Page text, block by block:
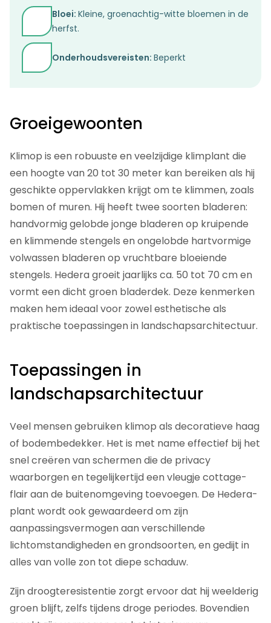
Bloei: Kleine, groenachtig-witte bloemen in de
herfst.
Onderhoudsvereisten: Beperkt
Groeigewoonten
Klimop is een robuuste en veelzijdige klimplant die
een hoogte van 20 tot 30 meter kan bereiken als hij
geschikte oppervlakken krijgt om te klimmen, zoals
bomen of muren. Hij heeft twee soorten bladeren:
handvormig gelobde jonge bladeren op kruipende
en klimmende stengels en ongelobde hartvormige
volwassen bladeren op vruchtbare bloeiende
stengels. Hedera groeit jaarlijks ca. 50 tot 70 cm en
vormt een dicht groen bladerdek. Deze kenmerken
maken hem ideaal voor zowel esthetische als
praktische toepassingen in landschapsarchitectuur.
Toepassingen in
landschapsarchitectuur
Veel mensen gebruiken klimop als decoratieve haag
of bodembedekker. Het is met name effectief bij het
snel creëren van schermen die de privacy
waarborgen en tegelijkertijd een vleugje cottage-
flair aan de buitenomgeving toevoegen. De Hedera-
plant wordt ook gewaardeerd om zijn
aanpassingsvermogen aan verschillende
lichtomstandigheden en grondsoorten, en gedijt in
alles van volle zon tot diepe schaduw.
Zijn droogteresistentie zorgt ervoor dat hij weelderig
groen blijft, zelfs tijdens droge periodes. Bovendien